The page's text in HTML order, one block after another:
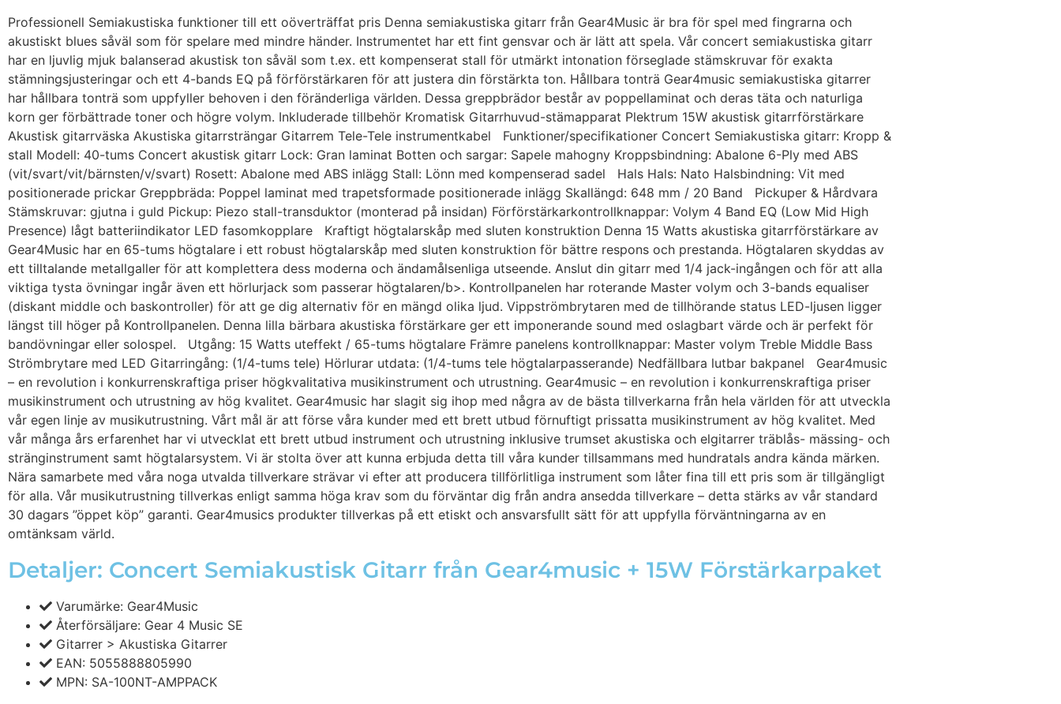
Professionell Semiakustiska funktioner till ett oöverträffat pris Denna semiakustiska gitarr från Gear4Music är bra för spel med fingrarna och
akustiskt blues såväl som för spelare med mindre händer. Instrumentet har ett fint gensvar och är lätt att spela. Vår concert semiakustiska gitarr
har en ljuvlig mjuk balanserad akustisk ton såväl som t.ex. ett kompenserat stall för utmärkt intonation förseglade stämskruvar för exakta
stämningsjusteringar och ett 4-bands EQ på förförstärkaren för att justera din förstärkta ton. Hållbara tonträ Gear4music semiakustiska gitarrer
har hållbara tonträ som uppfyller behoven i den föränderliga världen. Dessa greppbrädor består av poppellaminat och deras täta och naturliga
korn ger förbättrade toner och högre volym. Inkluderade tillbehör Kromatisk Gitarrhuvud-stämapparat Plektrum 15W akustisk gitarrförstärkare
Akustisk gitarrväska Akustiska gitarrsträngar Gitarrem Tele-Tele instrumentkabel Funktioner/specifikationer Concert Semiakustiska gitarr: Kropp &
stall Modell: 40-tums Concert akustisk gitarr Lock: Gran laminat Botten och sargar: Sapele mahogny Kroppsbindning: Abalone 6-Ply med ABS
(vit/svart/vit/bärnsten/v/svart) Rosett: Abalone med ABS inlägg Stall: Lönn med kompenserad sadel Hals Hals: Nato Halsbindning: Vit med
positionerade prickar Greppbräda: Poppel laminat med trapetsformade positionerade inlägg Skallängd: 648 mm / 20 Band Pickuper & Hårdvara
Stämskruvar: gjutna i guld Pickup: Piezo stall-transduktor (monterad på insidan) Förförstärkarkontrollknappar: Volym 4 Band EQ (Low Mid High
Presence) lågt batteriindikator LED fasomkopplare Kraftigt högtalarskåp med sluten konstruktion Denna 15 Watts akustiska gitarrförstärkare av
Gear4Music har en 65-tums högtalare i ett robust högtalarskåp med sluten konstruktion för bättre respons och prestanda. Högtalaren skyddas av
ett tilltalande metallgaller för att komplettera dess moderna och ändamålsenliga utseende. Anslut din gitarr med 1/4 jack-ingången och för att alla
viktiga tysta övningar ingår även ett hörlurjack som passerar högtalaren/b>. Kontrollpanelen har roterande Master volym och 3-bands equaliser
(diskant middle och baskontroller) för att ge dig alternativ för en mängd olika ljud. Vippströmbrytaren med de tillhörande status LED-ljusen ligger
längst till höger på Kontrollpanelen. Denna lilla bärbara akustiska förstärkare ger ett imponerande sound med oslagbart värde och är perfekt för
bandövningar eller solospel. Utgång: 15 Watts uteffekt / 65-tums högtalare Främre panelens kontrollknappar: Master volym Treble Middle Bass
Strömbrytare med LED Gitarringång: (1/4-tums tele) Hörlurar utdata: (1/4-tums tele högtalarpasserande) Nedfällbara lutbar bakpanel Gear4music
– en revolution i konkurrenskraftiga priser högkvalitativa musikinstrument och utrustning. Gear4music – en revolution i konkurrenskraftiga priser
musikinstrument och utrustning av hög kvalitet. Gear4music har slagit sig ihop med några av de bästa tillverkarna från hela världen för att utveckla
vår egen linje av musikutrustning. Vårt mål är att förse våra kunder med ett brett utbud förnuftigt prissatta musikinstrument av hög kvalitet. Med
vår många års erfarenhet har vi utvecklat ett brett utbud instrument och utrustning inklusive trumset akustiska och elgitarrer träblås- mässing- och
stränginstrument samt högtalarsystem. Vi är stolta över att kunna erbjuda detta till våra kunder tillsammans med hundratals andra kända märken.
Nära samarbete med våra noga utvalda tillverkare strävar vi efter att producera tillförlitliga instrument som låter fina till ett pris som är tillgängligt
för alla. Vår musikutrustning tillverkas enligt samma höga krav som du förväntar dig från andra ansedda tillverkare – detta stärks av vår standard
30 dagars ”öppet köp” garanti. Gear4musics produkter tillverkas på ett etiskt och ansvarsfullt sätt för att uppfylla förväntningarna av en
omtänksam värld.
Detaljer: Concert Semiakustisk Gitarr från Gear4music + 15W Förstärkarpaket
Varumärke: Gear4Music
Återförsäljare: Gear 4 Music SE
Gitarrer > Akustiska Gitarrer
EAN: 5055888805990
MPN: SA-100NT-AMPPACK